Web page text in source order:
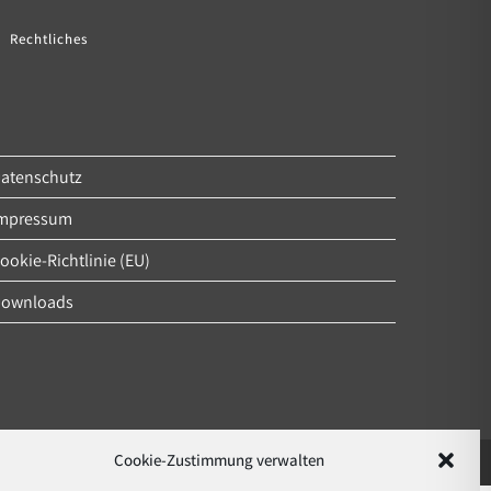
Cookie-Zustimmung verwalten
Rechtliches
Richtlinie (EU)